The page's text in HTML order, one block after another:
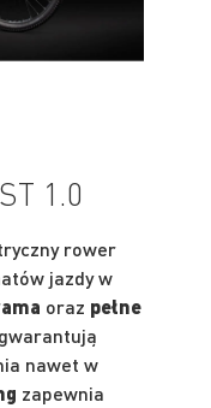
1.0
rower
jazdy w
oraz pełne
gwarantują
nawet w
zapewnia